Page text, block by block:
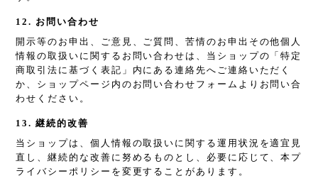
12. お問い合わせ
開示等のお申出、ご意見、ご質問、苦情のお申出その他個人
情報の取扱いに関するお問い合わせは、当ショップの「特定
商取引法に基づく表記」内にある連絡先へご連絡いただく
か、ショップページ内のお問い合わせフォームよりお問い合
わせください。
13. 継続的改善
当ショップは、個人情報の取扱いに関する運用状況を適宜見
直し、継続的な改善に努めるものとし、必要に応じて、本プ
ライバシーポリシーを変更することがあります。